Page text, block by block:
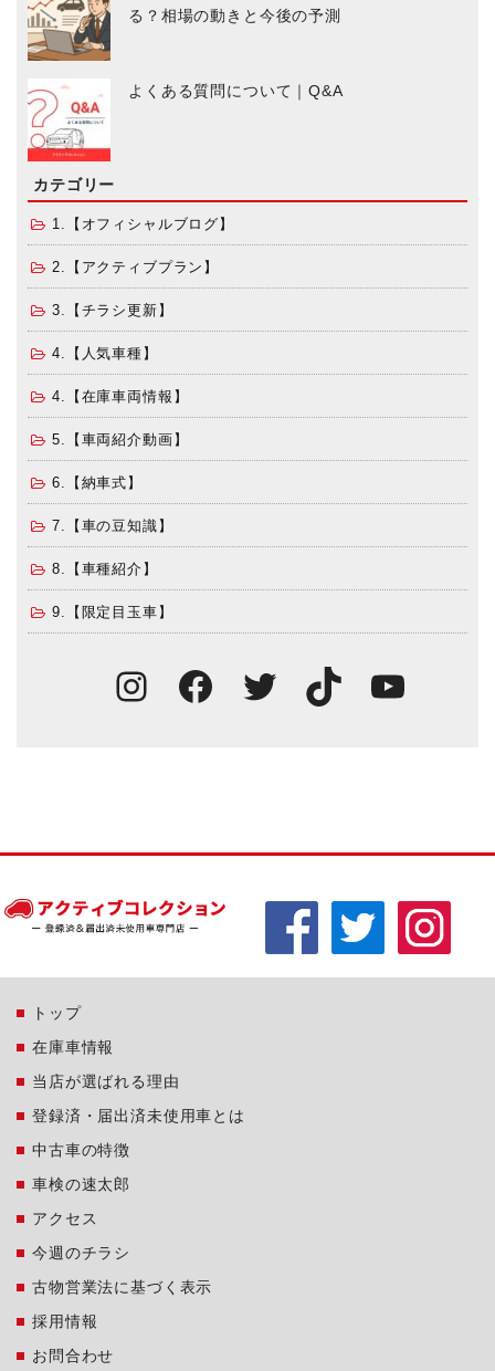
る？相場の動きと今後の予測
よくある質問について｜Q&A
カテゴリー
1.【オフィシャルブログ】
2.【アクティブプラン】
3.【チラシ更新】
4.【人気車種】
4.【在庫車両情報】
5.【車両紹介動画】
6.【納車式】
7.【車の豆知識】
8.【車種紹介】
9.【限定目玉車】
Instagram
Facebook
TwitterTikTok
トップ
在庫車情報
当店が選ばれる理由
登録済・届出済未使用車とは
中古車の特徴
車検の速太郎
アクセス
今週のチラシ
古物営業法に基づく表示
採用情報
お問合わせ